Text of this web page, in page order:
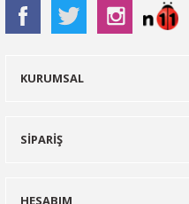
KURUMSAL
SİPARİŞ
HESABIM